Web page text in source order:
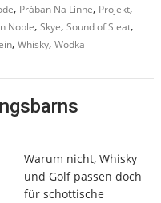
, Pràban Na Linne, Projekt,
Noble,Skye,Sound of Sleat,
,Whisky,Wodka
Warum nicht, Whisky
und Golf passen doch
für schottische